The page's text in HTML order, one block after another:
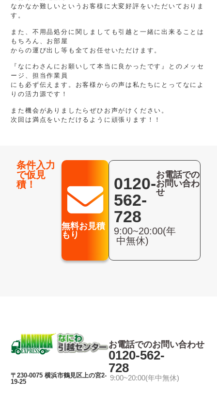
なかなか難しいというお客様に大変好評をいただいておりま
す。
また、不用品処分に関しましても引越と一緒に出来ることは
もちろん、お部屋
からの運び出し等も全てお任せいただけます。
『なにわさんにお願いして本当に良かったです』とのメッセ
ージ、担当作業員
にも必ず伝えます。お客様からの声は私たちにとってなによ
りの活力源です！
また機会がありましたらぜひお声がけください。
次回は満点をいただけるように頑張ります！！
条件入力
で仮見
積！
無料お見積
もり
0120-
562-
728
9:00~20:00(年
中無休)
お電話での
お問い合わ
せ
〒230-0075 横浜市鶴見区上の宮2-
19-25
お電話でのお問い合わせ
0120-562-
728
9:00~20:00(年中無休)